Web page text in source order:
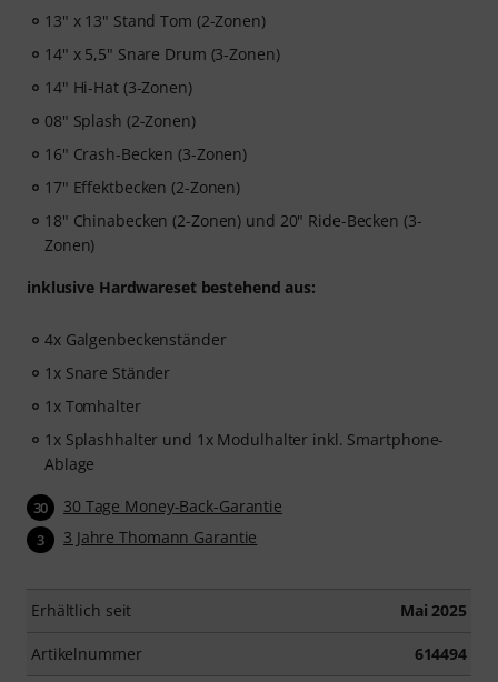
13" x 13" Stand Tom (2-Zonen)
14" x 5,5" Snare Drum (3-Zonen)
14" Hi-Hat (3-Zonen)
08" Splash (2-Zonen)
16" Crash-Becken (3-Zonen)
17" Effektbecken (2-Zonen)
18" Chinabecken (2-Zonen) und 20" Ride-Becken (3-
Zonen)
inklusive Hardwareset bestehend aus:
4x Galgenbeckenständer
1x Snare Ständer
1x Tomhalter
1x Splashhalter und 1x Modulhalter inkl. Smartphone-
Ablage
30 30 Tage Money-Back-Garantie
3 3 Jahre Thomann Garantie
Erhältlich seit Mai 2025
Artikelnummer 614494